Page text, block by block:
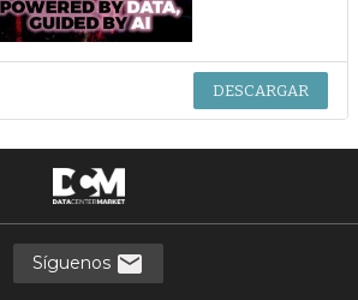
DESCARGAR
Síguenos